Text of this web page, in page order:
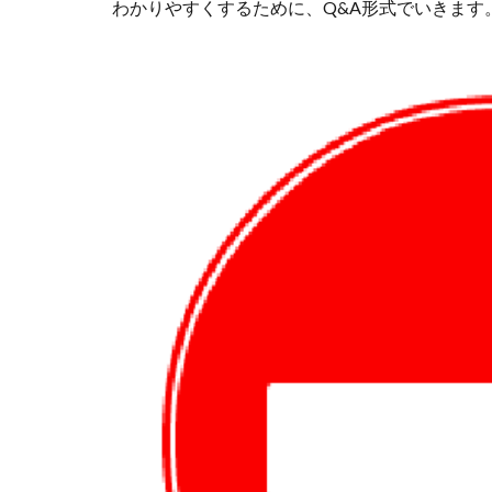
わかりやすくするために、Q&A形式でいきます